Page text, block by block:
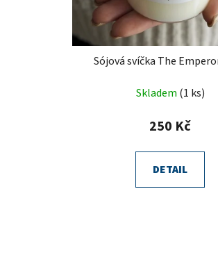
Sójová svíčka The
Skladem (1 ks)
250 Kč
DETAIL